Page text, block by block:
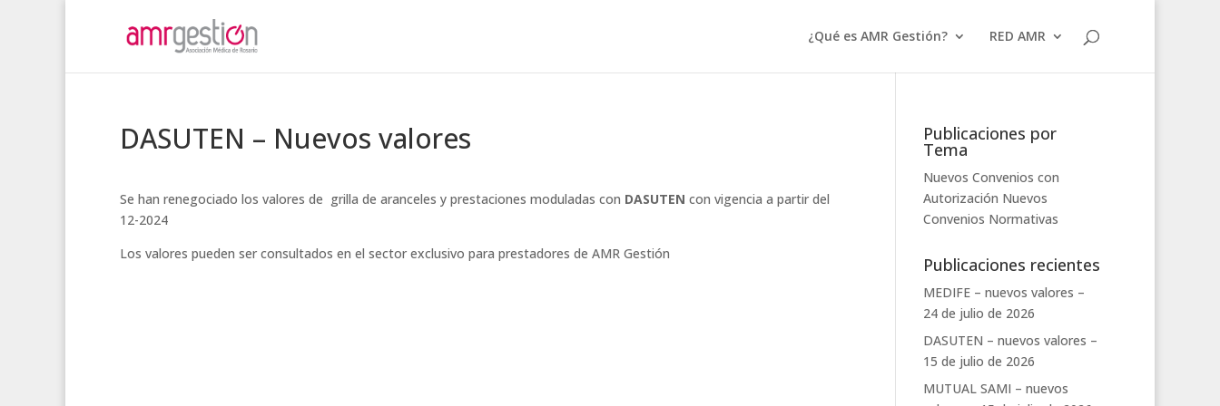
¿Qué es AMR Gestión? RED AMR
DASUTEN – Nuevos valores
Se han renegociado los valores de grilla de aranceles y prestaciones moduladas con DASUTEN con vigencia a partir del
12-2024
Los valores pueden ser consultados en el sector exclusivo para prestadores de AMR Gestión
Publicaciones por
Tema
Nuevos Convenios con
Autorización Nuevos
Convenios Normativas
Publicaciones recientes
MEDIFE – nuevos valores –
24 de julio de 2026
DASUTEN – nuevos valores –
15 de julio de 2026
MUTUAL SAMI – nuevos